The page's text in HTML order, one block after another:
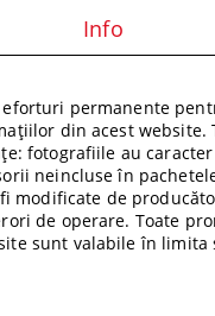
Info
permanente
din acest website.
fotografiile au
neincluse în
modificate de
de operare. Toate
sunt valabile în limita